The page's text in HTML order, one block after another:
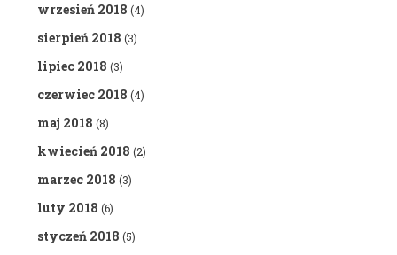
wrzesień 2018 (4)
sierpień 2018 (3)
lipiec 2018 (3)
czerwiec 2018 (4)
maj 2018 (8)
kwiecień 2018 (2)
marzec 2018 (3)
luty 2018 (6)
styczeń 2018 (5)